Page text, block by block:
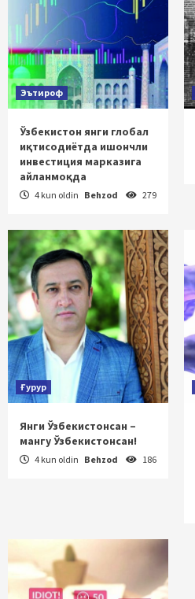
Эътироф
Ўзбекистон янги глобал
иқтисодиётда ишончли
инвестиция марказига
айланмоқда
4 kun oldin Behzod 279
Ғурур
Янги Ўзбекистонсан –
мангу Ўзбекистонсан!
4 kun oldin Behzod 186